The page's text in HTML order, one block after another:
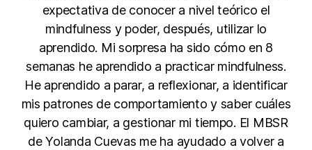
expectativa de conocer a nivel teórico el
mindfulness y poder, después, utilizar lo
aprendido. Mi sorpresa ha sido cómo en 8
semanas he aprendido a practicar mindfulness.
He aprendido a parar, a reflexionar, a identificar
mis patrones de comportamiento y saber cuáles
quiero cambiar, a gestionar mi tiempo. El MBSR
de Yolanda Cuevas me ha ayudado a volver a